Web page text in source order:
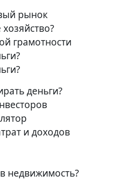
рынок
грамотности
деньги?
и доходов
недвижимость?